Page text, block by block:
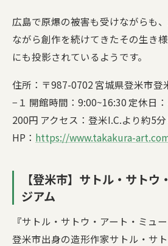
広島で原爆の被害も受けながらも
ながら創作を続けてきたその生き
にも投影されているようです。
住所：〒987-0702 宮城県登米市登
−１ 開館時間：9:00~16:30 定休日
200円 アクセス：登米I.C.より約5
HP： https://www.takakura-
【登米市】サトル・サトウ
ジアム
『サトル・サトウ・アート・ミュ
登米市出身の造形作家サトル・サ